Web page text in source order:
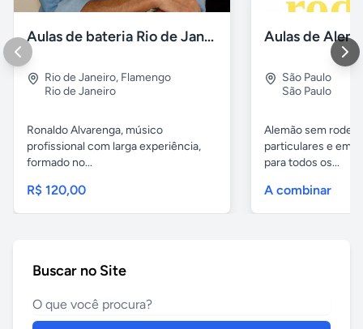
Aulas de bateria Rio de Janeiro
Rio de Janeiro, Flamengo
Rio de Janeiro
Ronaldo Alvarenga, músico
profissional com larga experiência,
formado no...
R$ 120,00
São Paulo
São Paulo
Alemão sem
particulares e em
para todos os...
A combinar
Buscar no Site